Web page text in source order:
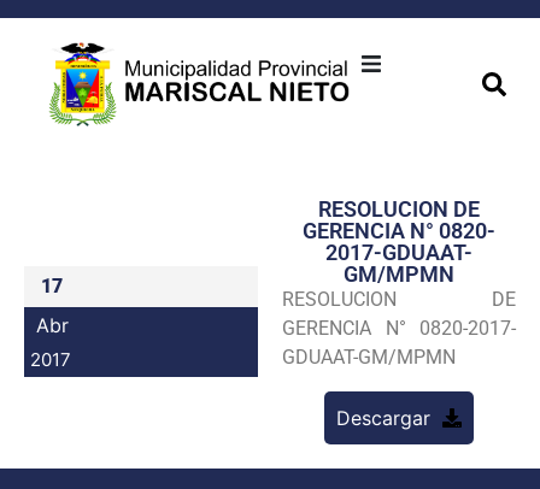
Transparencia
Seguridad
Programas
17
Abr
2017
RESOLUCION DE
GERENCIA N° 0820-
2017-GDUAAT-
GM/MPMN
RESOLUCION DE
GERENCIA N° 0820-2017-
GDUAAT-GM/MPMN
Descargar